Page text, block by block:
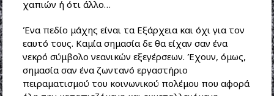
χαπιών ή ότι άλλο…
Ένα πεδίο μάχης είναι τα Εξάρχεια και όχι για τον
εαυτό τους. Καμία σημασία δε θα είχαν σαν ένα
νεκρό σύμβολο νεανικών εξεγέρσεων. Έχουν, όμως,
σημασία σαν ένα ζωντανό εργαστήριο
πειραματισμού του κοινωνικού πολέμου που αφορά